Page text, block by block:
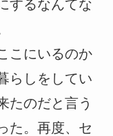
するなんてな
こにいるのか
らしをしてい
たのだと言う
た。再度、セ